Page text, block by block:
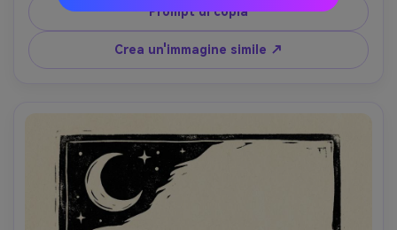
carta marrone con un singolo accento azzurro, taglio
ruvido bordi e leggera macchiatura di inchiostro,
composizione poster vintage spiaggia, obiettivo 85mm,
profondità di campo bassa- -ar 4:5
Prompt di copia
Crea un'immagine simile ↗